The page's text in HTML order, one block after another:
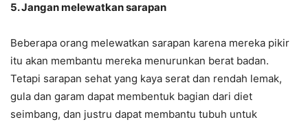
5. Jangan melewatkan sarapan
Beberapa orang melewatkan sarapan karena mereka pikir
itu akan membantu mereka menurunkan berat badan.
Tetapi sarapan sehat yang kaya serat dan rendah lemak,
gula dan garam dapat membentuk bagian dari diet
seimbang, dan justru dapat membantu tubuh untuk